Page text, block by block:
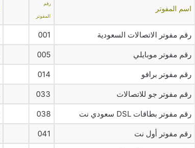
اسم المفوتر
رقم
المفوتر
رقم مفوتر الاتصالات السعودية 001
رقم مفوتر موبايلي 005
رقم مفوتر برافو 014
رقم مفوتر جو للاتصالات 033
رقم مفوتر بطاقات DSL سعودي نت 038
رقم مفوتر أول نت 041